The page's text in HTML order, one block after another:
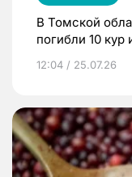
В Томской
погибли 10 кур
12:04 / 25.07.26